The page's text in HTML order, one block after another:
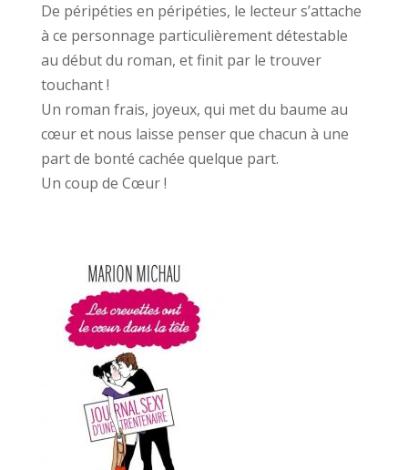
De péripéties en péripéties, le lecteur s’attache
à ce personnage particulièrement détestable
au début du roman, et finit par le trouver
touchant !
Un roman frais, joyeux, qui met du baume au
cœur et nous laisse penser que chacun à une
part de bonté cachée quelque part.
Un coup de Cœur !